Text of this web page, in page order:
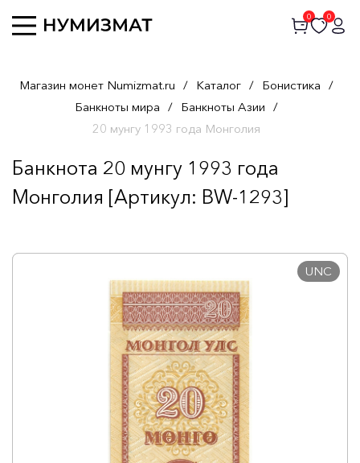
0 0
Магазин монет Numizmat.ru / Каталог / Бонистика /
Банкноты мира / Банкноты Азии /
20 мунгу 1993 года Монголия
Банкнота 20 мунгу 1993 года
Монголия [Артикул: BW-1293]
UNC